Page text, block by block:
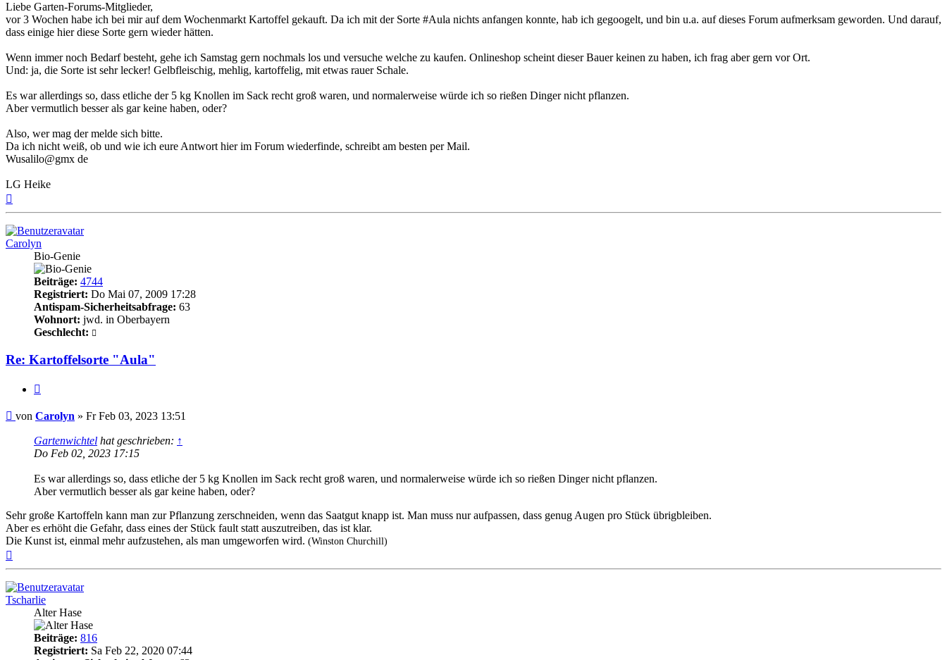
Liebe Garten-Forums-Mitglieder,
vor 3 Wochen habe ich bei mir auf dem Wochenmarkt Kartoffel gekauft. Da ich mit der Sorte #Aula nichts anfangen konnte, hab ich gegoogelt, und bin u.a. auf dieses Forum aufmerksam geworden. Und darauf,
dass einige hier diese Sorte gern wieder hätten.
Wenn immer noch Bedarf besteht, gehe ich Samstag gern nochmals los und versuche welche zu kaufen. Onlineshop scheint dieser Bauer keinen zu haben, ich frag aber gern vor Ort.
Und: ja, die Sorte ist sehr lecker! Gelbfleischig, mehlig, kartoffelig, mit etwas rauer Schale.
Es war allerdings so, dass etliche der 5 kg Knollen im Sack recht groß waren, und normalerweise würde ich so rießen Dinger nicht pflanzen.
Aber vermutlich besser als gar keine haben, oder?
Also, wer mag der melde sich bitte.
Da ich nicht weiß, ob und wie ich eure Antwort hier im Forum wiederfinde, schreibt am besten per Mail.
Wusalilo@gmx de
LG Heike
oben
Carolyn
Bio-Genie
Beiträge: 4744
Registriert: Do Mai 07, 2009 17:28
Antispam-Sicherheitsabfrage: 63
Wohnort: jwd. in Oberbayern
Geschlecht:
Re: Kartoffelsorte "Aula"
Beitrag
von Carolyn » Fr Feb 03, 2023 13:51
Gartenwichtel hat geschrieben: ↑
Do Feb 02, 2023 17:15
Es war allerdings so, dass etliche der 5 kg Knollen im Sack recht groß waren, und normalerweise würde ich so rießen Dinger nicht pflanzen.
Aber vermutlich besser als gar keine haben, oder?
Sehr große Kartoffeln kann man zur Pflanzung zerschneiden, wenn das Saatgut knapp ist. Man muss nur aufpassen, dass genug Augen pro Stück übrigbleiben.
Aber es erhöht die Gefahr, dass eines der Stück fault statt auszutreiben, das ist klar.
Die Kunst ist, einmal mehr aufzustehen, als man umgeworfen wird. (Winston Churchill)
Tscharlie
Alter Hase
Beiträge: 816
Registriert: Sa Feb 22, 2020 07:44